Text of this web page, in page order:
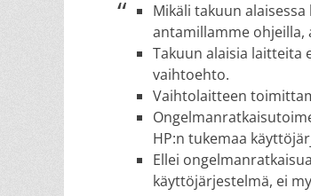
Mikäli takuun
antamillamme ohjeilla,
Takuun alaisia laitteita
vaihtoehto.
Vaihtolaitteen
HP:n tukemaa
Ellei
käyttöjärjestelmä, ei